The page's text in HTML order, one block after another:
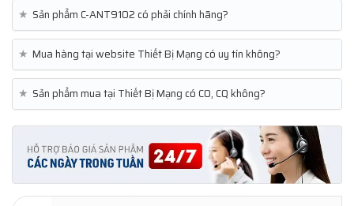
★ Sản phẩm C-ANT9102 có phải chính hãng?
★ Mua hàng tại website Thiết Bị Mạng có uy tín không?
★ Sản phẩm mua tại Thiết Bị Mạng có CO, CQ không?